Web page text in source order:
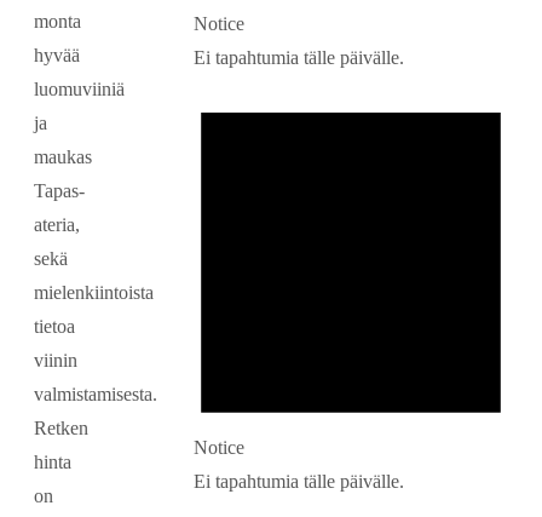
monta
hyvää
luomuviiniä
ja
maukas
Tapas-
ateria,
sekä
mielenkiintoista
tietoa
viinin
valmistamisesta.
Retken
hinta
on
Notice
Ei tapahtumia tälle päivälle.
Notice
Ei tapahtumia tälle päivälle.